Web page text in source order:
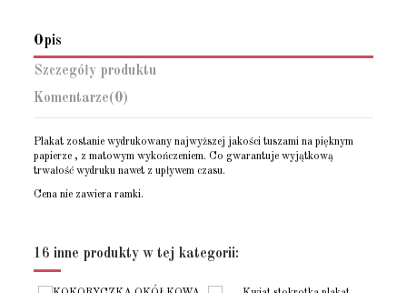
Opis
Szczegóły produktu
Komentarze(0)
Plakat zostanie wydrukowany najwyższej jakości tuszami na pięknym
papierze , z matowym wykończeniem. Co gwarantuje wyjątkową
trwałość wydruku nawet z upływem czasu.
Cena nie zawiera ramki.
Rozmiar - (13x18) (13x18cm) 5x7 "
Rozmiar - (15x21)
16 inne produkty w tej kategorii: